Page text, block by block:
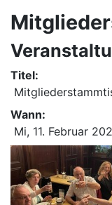
Titel:
Wann:
Mi, 11. Februar